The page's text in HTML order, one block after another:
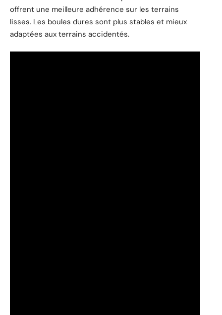
offrent une meilleure adhérence sur les terrains
lisses. Les boules dures sont plus stables et mieux
adaptées aux terrains accidentés.